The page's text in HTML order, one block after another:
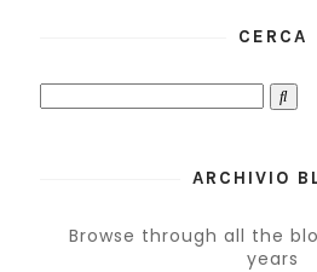
CERCA
ARCHIVIO
Browse through all the
years